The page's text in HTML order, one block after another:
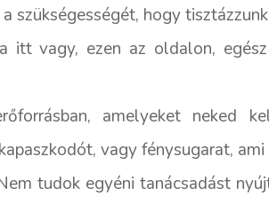
szükségességét, hogy
itt vagy, ezen az oldalon,
amelyeket neked
vagy fénysugarat,
tudok egyéni tanácsadást